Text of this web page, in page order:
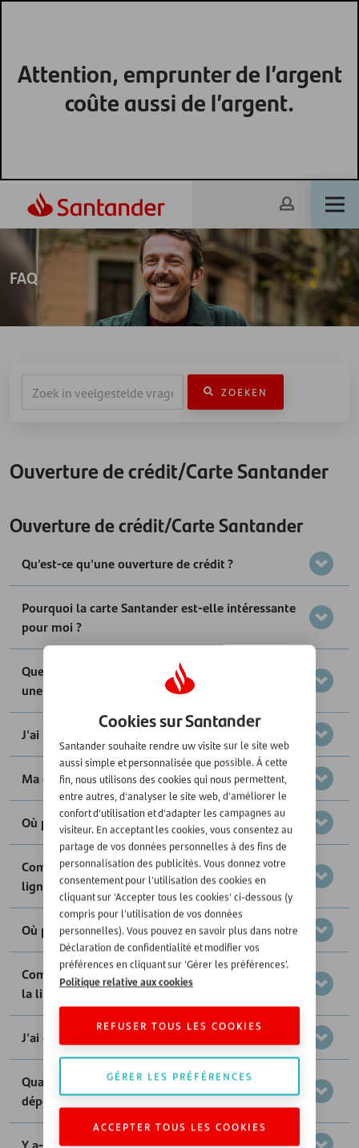
Attention, emprunter de l’argent
coûte aussi de l’argent.
FAQ
ZOEKEN
Ouverture de crédit/Carte Santander
Ouverture de crédit/Carte Santander
Qu'est-ce qu'une ouverture de crédit ?
Pourquoi la carte Santander est-elle intéressante
pour moi ?
Quelle est la différence entre une carte budget et
une carte Santander ?
J'ai reçu un texto. Que dois-je faire ?
Ma carte est-elle assortie d'une assurance ?
Où puis-je payer avec ma carte ?
Comment puis-je gérer ma carte Santander en
ligne ?
Où puis-je consulter mon solde ?
Comment puis-je demander une augmentation de
la limite ?
J'ai oublié mon code PIN. Que dois-je faire ?
Quand et comment dois-je rembourser mes
dépenses ?
Cookies sur Santander
Santander souhaite rendre uw visite sur le site web
aussi simple et personnalisée que possible. À cette
fin, nous utilisons des cookies qui nous permettent,
entre autres, d'analyser le site web, d'améliorer le
confort d'utilisation et d'adapter les campagnes au
visiteur. En acceptant les cookies, vous consentez au
partage de vos données personnelles à des fins de
personnalisation des publicités. Vous donnez votre
consentement pour l'utilisation des cookies en
cliquant sur 'Accepter tous les cookies' ci-dessous (y
compris pour l'utilisation de vos données
personnelles). Vous pouvez en savoir plus dans notre
Déclaration de confidentialité et modifier vos
préférences en cliquant sur 'Gérer les préférences'.
Politique relative aux cookies
REFUSER TOUS LES COOKIES
GÉRER LES PRÉFÉRENCES
ACCEPTER TOUS LES COOKIES